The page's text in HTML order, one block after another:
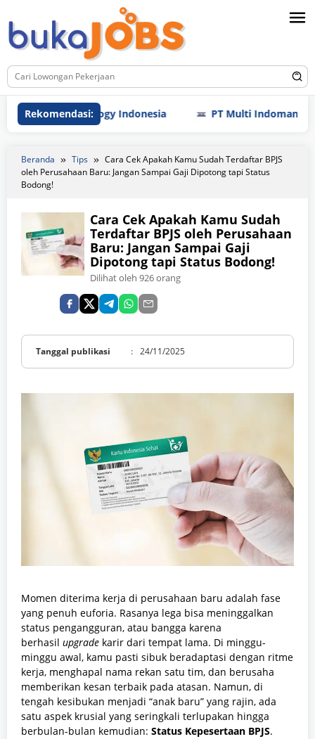
ke
konten
Rekomendasi:
Indonesia PT Multi Indomandiri (MIM)
Beranda Tips
Cara Cek Apakah Kamu Sudah Terdaftar BPJS
oleh Perusahaan Baru: Jangan Sampai Gaji Dipotong tapi Status
Bodong!
Cara Cek Apakah Kamu Sudah
Terdaftar BPJS oleh Perusahaan
Baru: Jangan Sampai Gaji
Dipotong tapi Status Bodong!
Dilihat oleh 926 orang
Tanggal publikasi : 24/11/2025
Momen diterima kerja di perusahaan baru adalah fase
yang penuh euforia. Rasanya lega bisa meninggalkan
status pengangguran, atau bangga karena
berhasil upgrade karir dari tempat lama. Di minggu-
minggu awal, kamu pasti sibuk beradaptasi dengan ritme
kerja, menghapal nama rekan satu tim, dan berusaha
memberikan kesan terbaik pada atasan. Namun, di
tengah kesibukan menjadi “anak baru” yang rajin, ada
satu aspek krusial yang seringkali terlupakan hingga
berbulan-bulan kemudian: Status Kepesertaan BPJS.